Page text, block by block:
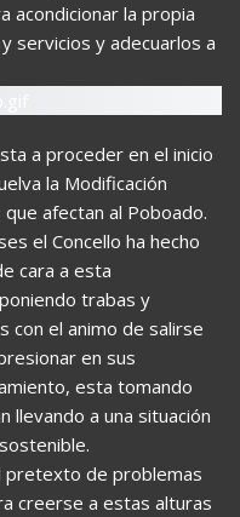
acondicionar la propia
servicios y adecuarlos a
a proceder en el inicio
la Modificación
afectan al Poboado.
el Concello ha hecho
cara a esta
trabas y
con el animo de salirse
en sus
esta tomando
llevando a una situación
pretexto de problemas
creerse a estas alturas